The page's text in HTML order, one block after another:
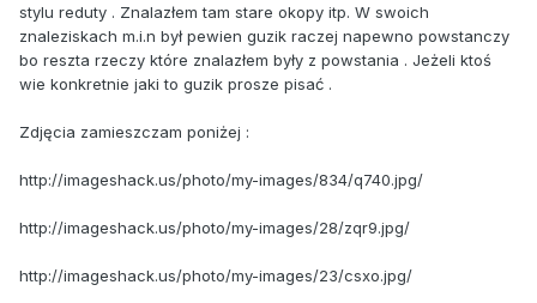
stylu reduty . Znalazłem tam stare okopy itp. W swoich
znaleziskach m.i.n był pewien guzik raczej napewno powstanczy
bo reszta rzeczy które znalazłem były z powstania . Jeżeli ktoś
wie konkretnie jaki to guzik prosze pisać .
Zdjęcia zamieszczam poniżej :
http://imageshack.us/photo/my-images/834/q740.jpg/
http://imageshack.us/photo/my-images/28/zqr9.jpg/
http://imageshack.us/photo/my-images/23/csxo.jpg/